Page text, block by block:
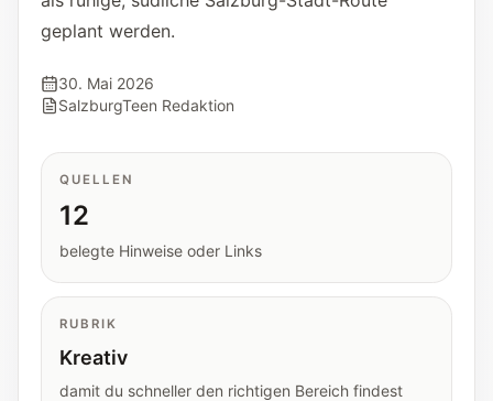
und geprüfte Einreichungen.
Tools
Orientierungshilfen.
Hilfe
Unterstützung, Elternfragen und offizielle
Was neu, geprüft oder erweitert wurde.
geplant werden.
30. Mai 2026
SalzburgTeen Redaktion
QUELLEN
12
belegte Hinweise oder Links
RUBRIK
Kreativ
damit du schneller den richtigen Bereich findest